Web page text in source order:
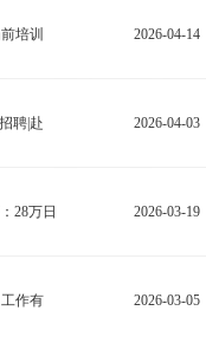
培训 2026-04-14
聘|赴 2026-04-03
28万日 2026-03-19
作有 2026-03-05